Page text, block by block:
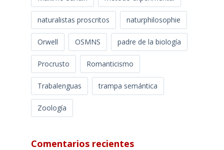
naturalistas proscritos naturphilosophie
Orwell OSMNS padre de la biología
Procrusto Romanticismo
Trabalenguas trampa semántica
Zoología
Comentarios recientes